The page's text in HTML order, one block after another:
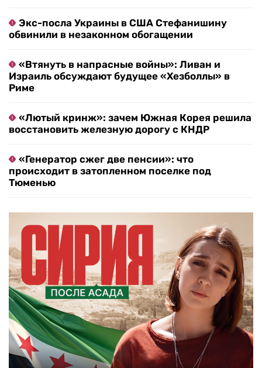
Экс-посла Украины в США Стефанишину
обвинили в незаконном обогащении
«Втянуть в напрасные войны»: Ливан и
Израиль обсуждают будущее «Хезболлы» в
Риме
«Лютый кринж»: зачем Южная Корея решила
восстановить железную дорогу с КНДР
«Генератор сжег две пенсии»: что
происходит в затопленном поселке под
Тюменью